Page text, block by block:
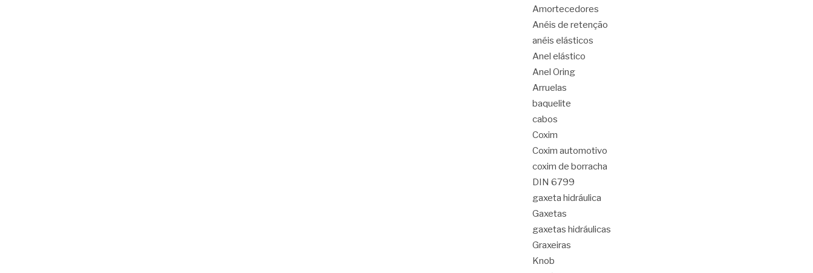
Amortecedores
Anéis de retenção
anéis elásticos
Anel elástico
Anel Oring
Arruelas
baquelite
cabos
Coxim
Coxim automotivo
coxim de borracha
DIN 6799
gaxeta hidráulica
Gaxetas
gaxetas hidráulicas
Graxeiras
Knob